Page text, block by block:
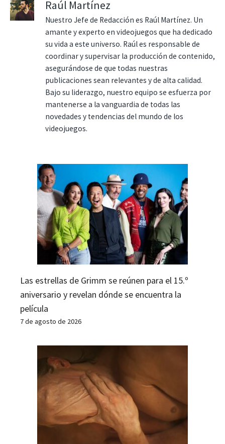
Raúl Martínez
Nuestro Jefe de Redacción es Raúl Martínez. Un
amante y experto en videojuegos que ha dedicado
su vida a este universo. Raúl es responsable de
coordinar y supervisar la producción de contenido,
asegurándose de que todas nuestras
publicaciones sean relevantes y de alta calidad.
Bajo su liderazgo, nuestro equipo se esfuerza por
mantenerse a la vanguardia de todas las
novedades y tendencias del mundo de los
videojuegos.
Las estrellas de Grimm se reúnen para el 15.º
aniversario y revelan dónde se encuentra la
película
7 de agosto de 2026